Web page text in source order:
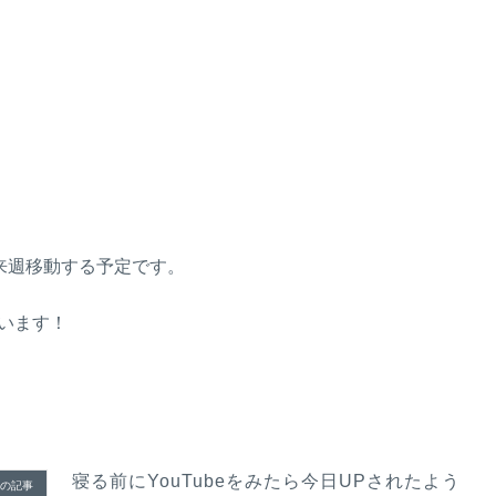
移動する予定です。
ます！
記事
寝る前にYouTubeをみたら今日UPされたよう